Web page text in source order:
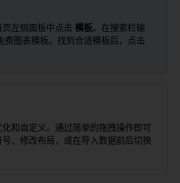
页左侧面板中点击模板。在搜索栏输
费图表模板。找到合适模板后，点击
和自定义。通过简单的拖拽操作即可
、修改布局，或在导入数据前后切换